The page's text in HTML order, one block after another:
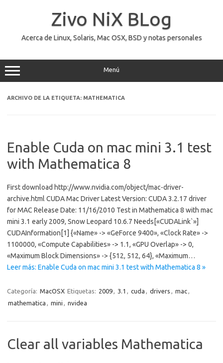
Zivo NiX BLog
Acerca de Linux, Solaris, Mac OSX, BSD y notas personales
Menú
ARCHIVO DE LA ETIQUETA: MATHEMATICA
Enable Cuda on mac mini 3.1 test
with Mathematica 8
First download http://www.nvidia.com/object/mac-driver-
archive.html CUDA Mac Driver Latest Version: CUDA 3.2.17 driver
for MAC Release Date: 11/16/2010 Test in Mathematica 8 with mac
mini 3.1 early 2009, Snow Leopard 10.6.7 Needs[«CUDALink`»]
CUDAInformation[1] {«Name» -> «GeForce 9400», «Clock Rate» ->
1100000, «Compute Capabilities» -> 1.1, «GPU Overlap» -> 0,
«Maximum Block Dimensions» -> {512, 512, 64}, «Maximum…
Leer más: Enable Cuda on mac mini 3.1 test with Mathematica 8 »
Categoría: MacOSX Etiquetas: 2009, 3.1 , cuda , drivers , mac,
mathematica , mini , nvidea
Clear all variables Mathematica